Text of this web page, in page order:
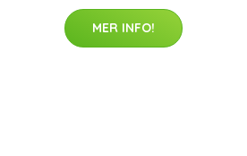
MER INFO!